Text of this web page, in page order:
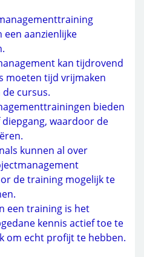
een aanzienlijke
kan tijdrovend
moeten tijd vrijmaken
cursus.
bieden
waardoor de
kunnen al over
de training mogelijk te
een training is het
kennis actief toe te
om echt profijt te hebben.